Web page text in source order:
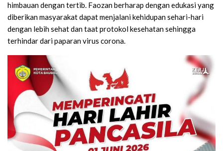
himbauan dengan tertib. Faozan berharap dengan edukasi yang
diberikan masyarakat dapat menjalani kehidupan sehari-hari
dengan lebih sehat dan taat protokol kesehatan sehingga
terhindar dari paparan virus corona.